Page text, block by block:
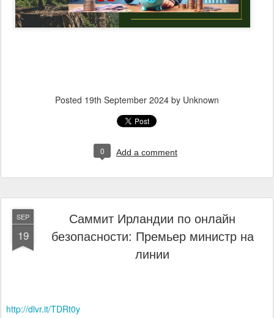
Posted 19th September 2024 by Unknown
0 Add a comment
SEP
19
Саммит Ирландии по онлайн
безопасности: Премьер министр на
линии
http://dlvr.it/TDRt0y